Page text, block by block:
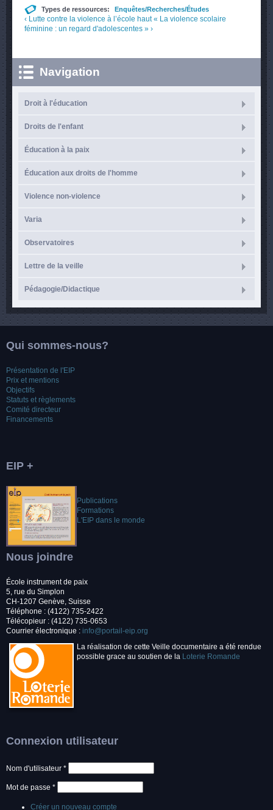
Types de ressources: Enquêtes/Recherches/Études
‹ Lutte contre la violence à l’école haut « La violence scolaire
féminine : un regard d'adolescentes » ›
Navigation
Droit à l'éducation
Droits de l'enfant
Éducation à la paix
Éducation aux droits de l'homme
Violence non-violence
Varia
Observatoires
Lettre de la veille
Pédagogie/Didactique
Qui sommes-nous?
Présentation de l'EIP
Prix et mentions
Objectifs
Statuts et règlements
Comité directeur
Financements
EIP +
Publications
Formations
L'EIP dans le monde
Nous joindre
École instrument de paix
5, rue du Simplon
CH-1207 Genève, Suisse
Téléphone : (4122) 735-2422
Télécopieur : (4122) 735-0653
Courrier électronique : info@portail-eip.org
La réalisation de cette Veille documentaire a été rendue
possible grace au soutien de la Loterie Romande
Connexion utilisateur
Nom d'utilisateur *
Mot de passe *
Créer un nouveau compte